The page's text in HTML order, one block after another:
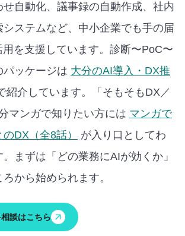
せ自動化、議事録の自動作成、社内
ステムなど、中小企業でも手の届
を支援しています。 診断〜PoC〜
ッケージは 大分のAI導入・DX推
紹介しています。
「そもそもDX／
マンガで知りたい方には マンガで
DX（全8話）
が入り口としてわ
まずは「どの業務にAIが効くか」
から始められます。
談はこちら